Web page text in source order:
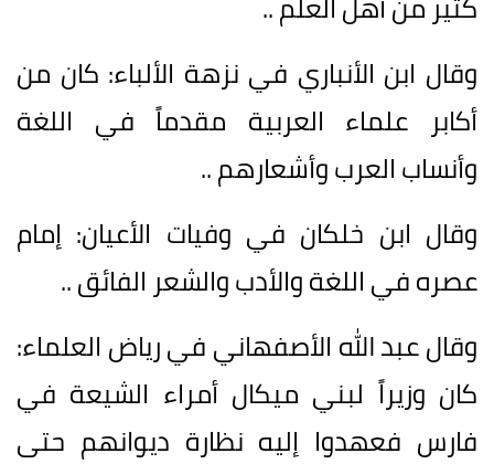
وقال ابن الأنباري في نزهة الألباء: كان من
أكابر علماء العربية مقدماً في اللغة
وأنساب العرب وأشعارهم ..
وقال ابن خلكان في وفيات الأعيان: إمام
عصره في اللغة والأدب والشعر الفائق ..
وقال عبد الله الأصفهاني في رياض العلماء:
كان وزيراً لبني ميكال أمراء الشيعة في
فارس فعهدوا إليه نظارة ديوانهم حتى